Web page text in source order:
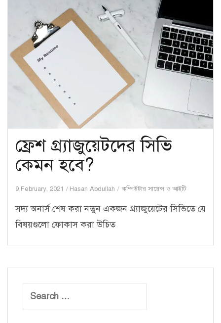
ফ্রেশ গ্র্যাজুয়েটদের সিভি
কেমন হবে?
9 February, 2021 Hasan Abdullah কম্পিউটার সায়েন্স ও আইটি
সদ্য অনার্স শেষ করা নতুন একজন গ্র্যাজুয়েটের সিভিতে যে
বিষয়গুলো ফোকাস করা উচিত
for: